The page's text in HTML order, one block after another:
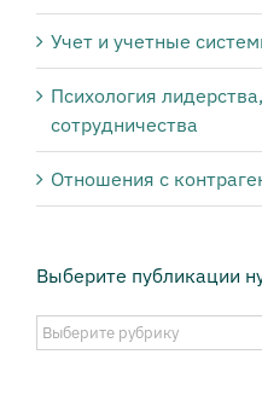
Учет и учетные
Психология
сотрудничества
Отношения с
Выберите публикации
Выберите
публикации